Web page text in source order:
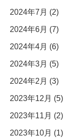
2024年7月 (2)
2024年6月 (7)
2024年4月 (6)
2024年3月 (5)
2024年2月 (3)
2023年12月 (5)
2023年11月 (2)
2023年10月 (1)